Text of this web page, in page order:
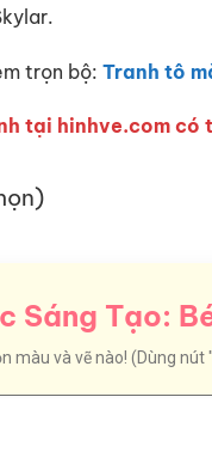
trọn bộ: Tranh tô
tại hinhve.com có
Sáng Tạo:
màu và vẽ nào! (Dùng nút